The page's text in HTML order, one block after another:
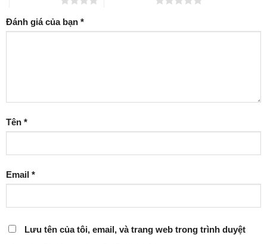
Đánh giá của bạn *
Tên *
Email *
Lưu tên của tôi, email, và trang web trong trình duyệt